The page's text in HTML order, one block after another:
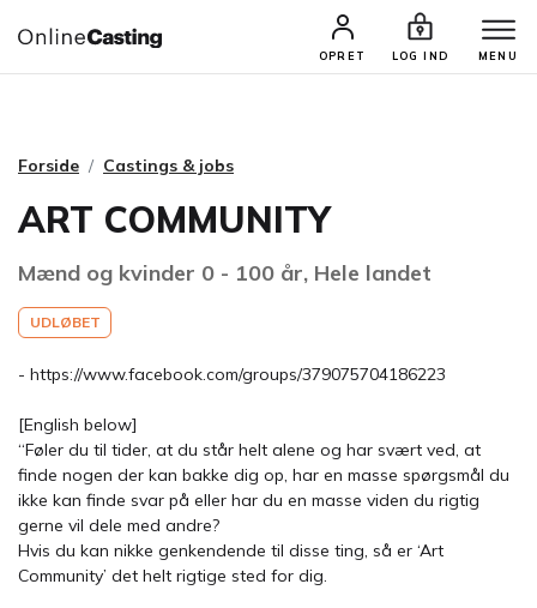
OPRET LOG IND MENU
CASTINGS & JOBS SØG PROFIL
Forside Castings & jobs
ART COMMUNITY
Mænd og kvinder 0 - 100 år, Hele landet
UDLØBET
- https://www.facebook.com/groups/379075704186223
[English below]
“Føler du til tider, at du står helt alene og har svært ved, at
finde nogen der kan bakke dig op, har en masse spørgsmål du
ikke kan finde svar på eller har du en masse viden du rigtig
gerne vil dele med andre?
Hvis du kan nikke genkendende til disse ting, så er ‘Art
Community’ det helt rigtige sted for dig.